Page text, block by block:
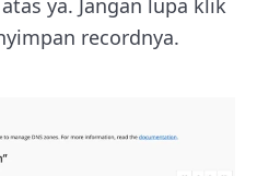
ya. Jangan lupa klik
recordnya.